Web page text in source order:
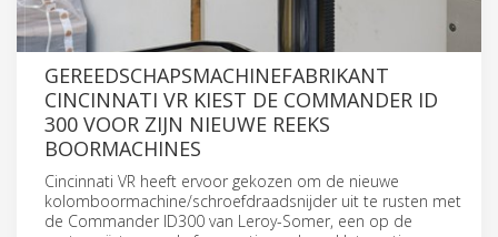
GEREEDSCHAPSMACHINEFABRIKANT
CINCINNATI VR KIEST DE COMMANDER ID
300 VOOR ZIJN NIEUWE REEKS
BOORMACHINES
Cincinnati VR heeft ervoor gekozen om de nieuwe
kolomboormachine/schroefdraadsnijder uit te rusten met
de Commander ID300 van Leroy-Somer, een op de